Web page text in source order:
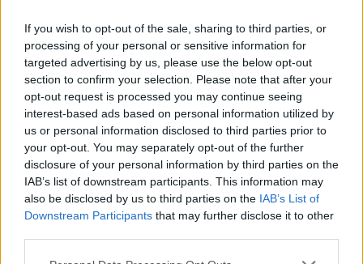
If you wish to opt-out of the sale, sharing to third parties, or
processing of your personal or sensitive information for
targeted advertising by us, please use the below opt-out
section to confirm your selection. Please note that after your
opt-out request is processed you may continue seeing
interest-based ads based on personal information utilized by
us or personal information disclosed to third parties prior to
your opt-out. You may separately opt-out of the further
disclosure of your personal information by third parties on the
IAB’s list of downstream participants. This information may
also be disclosed by us to third parties on the IAB’s List of
Downstream Participants that may further disclose it to other
Please note that this website/app uses one or more Google
Kövess minket, és értesülj a friss hírekről a
Facebookon is!